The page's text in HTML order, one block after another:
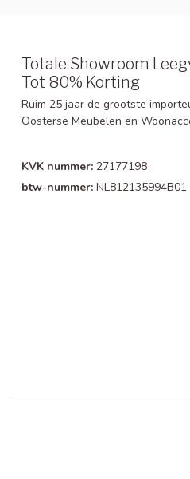
Totale Showroom
Tot 80% Korting
Ruim 25 jaar de grootste
Oosterse Meubelen en
KVK nummer: 27177198
btw-nummer: NL812135994B01